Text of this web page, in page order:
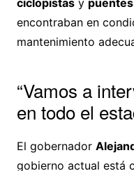
ciclopistasy
encontraban en
mantenimiento
“Vamos a
en todo el
El gobernador
gobierno actual está